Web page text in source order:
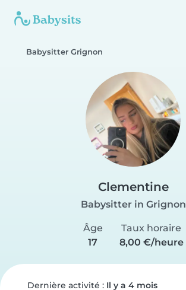
Babysitter Grignon
Clementine
Babysitter in Grignon
Âge
17
Taux horaire
8,00 €/heure
Dernière activité : Il y a 4 mois